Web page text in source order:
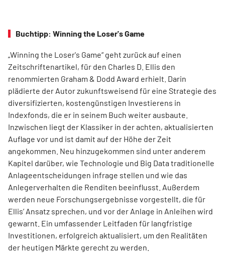
Buchtipp: Winning the Loser's Game
„Winning the Loser's Game“ geht zurück auf einen
Zeitschriftenartikel, für den Charles D. Ellis den
renommierten Graham & Dodd Award erhielt. Darin
plädierte der Autor zukunftsweisend für eine Strategie des
diversifizierten, kostengünstigen Investierens in
Indexfonds, die er in seinem Buch weiter ausbaute.
Inzwischen liegt der Klassiker in der achten, aktualisierten
Auflage vor und ist damit auf der Höhe der Zeit
angekommen. Neu hinzugekommen sind unter anderem
Kapitel darüber, wie Technologie und Big Data traditionelle
Anlageentscheidungen infrage stellen und wie das
Anlegerverhalten die Renditen beeinflusst. Außerdem
werden neue Forschungsergebnisse vorgestellt, die für
Ellis’ Ansatz sprechen, und vor der Anlage in Anleihen wird
gewarnt. Ein umfassender Leitfaden für langfristige
Investitionen, erfolgreich aktualisiert, um den Realitäten
der heutigen Märkte gerecht zu werden.